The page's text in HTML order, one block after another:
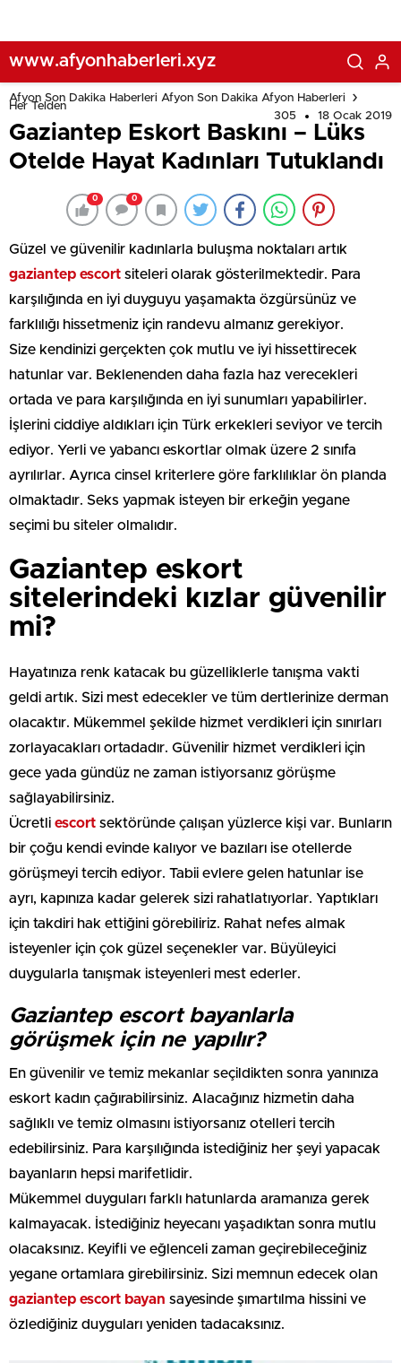
www.afyonhaberleri.xyz
Afyon Son Dakika Haberleri Afyon Son Dakika Afyon Haberleri
Her Telden
305
18 Ocak 2019
Gaziantep Eskort Baskını – Lüks
Otelde Hayat Kadınları Tutuklandı
0 0
Güzel ve güvenilir kadınlarla buluşma noktaları artık
gaziantep escort siteleri olarak gösterilmektedir. Para
karşılığında en iyi duyguyu yaşamakta özgürsünüz ve
farklılığı hissetmeniz için randevu almanız gerekiyor.
Size kendinizi gerçekten çok mutlu ve iyi hissettirecek
hatunlar var. Beklenenden daha fazla haz verecekleri
ortada ve para karşılığında en iyi sunumları yapabilirler.
İşlerini ciddiye aldıkları için Türk erkekleri seviyor ve tercih
ediyor. Yerli ve yabancı eskortlar olmak üzere 2 sınıfa
ayrılırlar. Ayrıca cinsel kriterlere göre farklılıklar ön planda
olmaktadır. Seks yapmak isteyen bir erkeğin yegane
seçimi bu siteler olmalıdır.
Gaziantep eskort
sitelerindeki kızlar güvenilir
mi?
Hayatınıza renk katacak bu güzelliklerle tanışma vakti
geldi artık. Sizi mest edecekler ve tüm dertlerinize derman
olacaktır. Mükemmel şekilde hizmet verdikleri için sınırları
zorlayacakları ortadadır. Güvenilir hizmet verdikleri için
gece yada gündüz ne zaman istiyorsanız görüşme
sağlayabilirsiniz.
Ücretli escort sektöründe çalışan yüzlerce kişi var. Bunların
bir çoğu kendi evinde kalıyor ve bazıları ise otellerde
görüşmeyi tercih ediyor. Tabii evlere gelen hatunlar ise
ayrı, kapınıza kadar gelerek sizi rahatlatıyorlar. Yaptıkları
için takdiri hak ettiğini görebiliriz. Rahat nefes almak
isteyenler için çok güzel seçenekler var. Büyüleyici
duygularla tanışmak isteyenleri mest ederler.
Gaziantep escort bayanlarla
görüşmek için ne yapılır?
En güvenilir ve temiz mekanlar seçildikten sonra yanınıza
eskort kadın çağırabilirsiniz. Alacağınız hizmetin daha
sağlıklı ve temiz olmasını istiyorsanız otelleri tercih
edebilirsiniz. Para karşılığında istediğiniz her şeyi yapacak
bayanların hepsi marifetlidir.
Mükemmel duyguları farklı hatunlarda aramanıza gerek
kalmayacak. İstediğiniz heyecanı yaşadıktan sonra mutlu
olacaksınız. Keyifli ve eğlenceli zaman geçirebileceğiniz
yegane ortamlara girebilirsiniz. Sizi memnun edecek olan
gaziantep escort bayan sayesinde şımartılma hissini ve
özlediğiniz duyguları yeniden tadacaksınız.